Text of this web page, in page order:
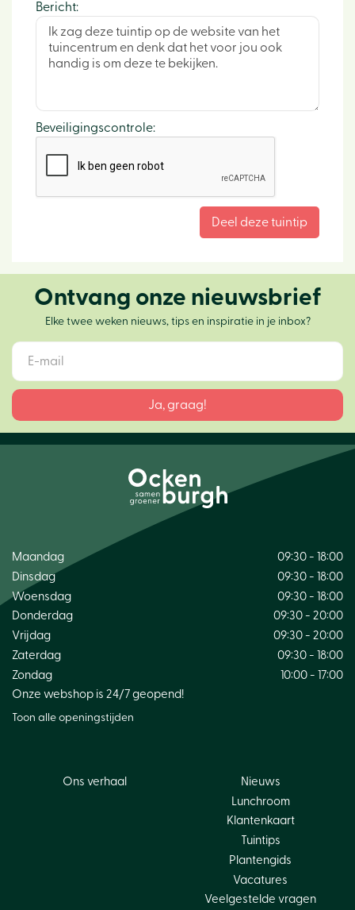
Bericht:
Beveiligingscontrole:
Ontvang onze nieuwsbrief
Elke twee weken nieuws, tips en inspiratie in je inbox?
Maandag
09:30 - 18:00
Dinsdag
09:30 - 18:00
Woensdag
09:30 - 18:00
Donderdag
09:30 - 20:00
Vrijdag
09:30 - 20:00
Zaterdag
09:30 - 18:00
Zondag
10:00 - 17:00
Onze webshop is 24/7 geopend!
Toon alle openingstijden
Ons verhaal
Nieuws
Lunchroom
Klantenkaart
Tuintips
Plantengids
Vacatures
Veelgestelde vragen